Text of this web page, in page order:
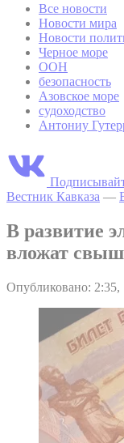
Все новости
Новости мира
Новости
Черное море
ООН
безопасность
Азовское море
судоходство
Антониу
Вестник Кавказа —
В развитие
вложат
Опубликовано: